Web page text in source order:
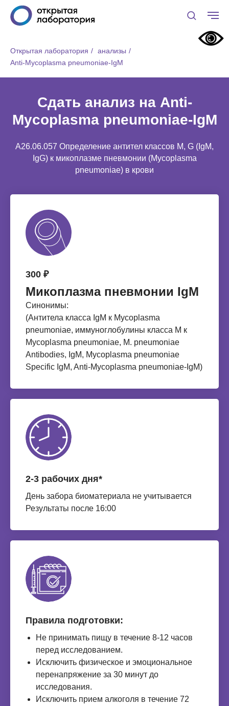
Открытая лаборатория / анализы /
Anti-Mycoplasma pneumoniae-IgM
Сдать анализ на Anti-
Mycoplasma pneumoniae-IgM
A26.06.057 Определение антител классов M, G (IgM,
IgG) к микоплазме пневмонии (Mycoplasma
pneumoniae) в крови
300 ₽
Микоплазма пневмонии IgM
Синонимы:
(Антитела класса IgM к Mycoplasma
pneumoniae, иммуноглобулины класса M к
Mycoplasma pneumoniae, M. pneumoniae
Antibodies, IgM, Mycoplasma pneumoniae
Specific IgM, Anti-Mycoplasma pneumoniae-IgM)
2-3 рабочих дня*
День забора биоматериала не учитывается
Результаты после 16:00
Правила подготовки:
Не принимать пищу в течение 8-12 часов
перед исследованием.
Исключить физическое и эмоциональное
перенапряжение за 30 минут до
исследования.
Исключить прием алкоголя в течение 72